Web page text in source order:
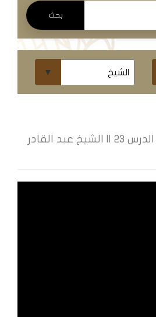
بحث
شرح بلوغ المرام // الدرس 23 || الشيخ عبد القادر